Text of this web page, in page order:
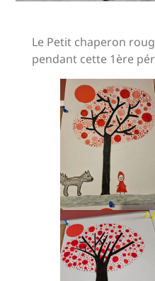
Le Petit chaperon
pendant cette 1ère